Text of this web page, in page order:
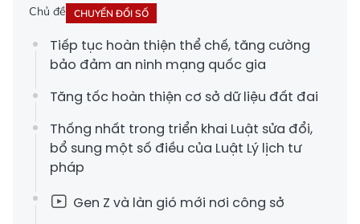
Chủ đề CHUYỂN ĐỔI SỐ
Tiếp tục hoàn thiện thể chế, tăng cường
bảo đảm an ninh mạng quốc gia
Tăng tốc hoàn thiện cơ sở dữ liệu đất đai
Thống nhất trong triển khai Luật sửa đổi,
bổ sung một số điều của Luật Lý lịch tư
pháp
Gen Z và làn gió mới nơi công sở